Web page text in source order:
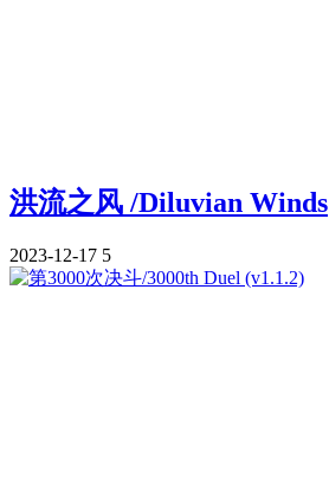
洪流之风 /Diluvian Winds
2023-12-17 5